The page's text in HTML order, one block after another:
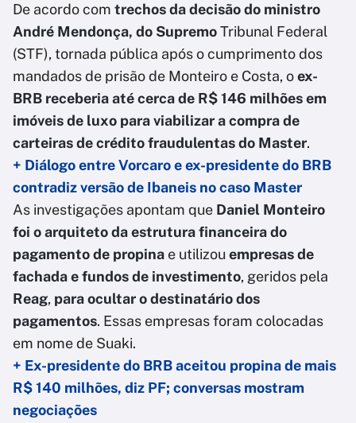
De acordo com trechos da decisão do ministro
André Mendonça, do SupremoTribunal Federal
(STF), tornada pública após o cumprimento dos
mandados de prisão de Monteiro e Costa, oex-
BRB receberia até cerca de R$ 146 milhões em
imóveis de luxo para viabilizar a compra de
carteiras de crédito fraudulentas do Master.
+ Diálogo entre Vorcaro e ex-presidente do BRB
contradiz versão de Ibaneis no caso Master
As investigações apontam que Daniel Monteiro
foi o arquiteto da estrutura financeira do
pagamento de propina e utilizou empresas de
fachada e fundos de investimento, geridos pela
Reag, para ocultar o destinatário dos
pagamentos. Essas empresas foram colocadas
em nome de Suaki.
+ Ex-presidente do BRB aceitou propina de mais
R$ 140 milhões, diz PF; conversas mostram
negociações